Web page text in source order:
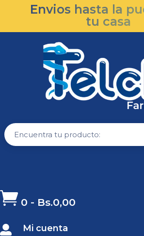
Envios hasta la
tu casa
 0 - Bs.0,00
 Mi cuenta